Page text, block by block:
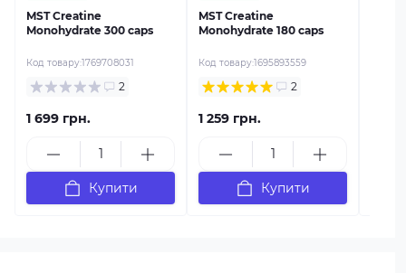
MST Creatine
Monohydrate 300 caps
Код товару:1769708031
2
1 699 грн.
Купити
MST Creatine
Monohydrate 180 caps
Код товару:1695893559
2
1 259 грн.
Купити